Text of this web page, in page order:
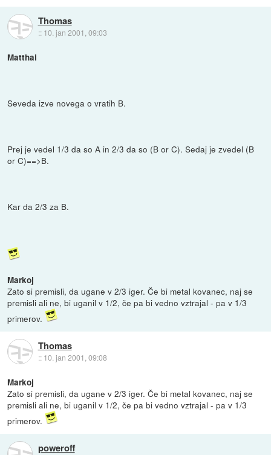
Thomas
:: 10. jan 2001, 09:03
Matthai
Seveda izve novega o vratih B.
Prej je vedel 1/3 da so A in 2/3 da so (B or C). Sedaj je zvedel (B
or C)==>B.
Kar da 2/3 za B.
Markoj
Zato si premisli, da ugane v 2/3 iger. Če bi metal kovanec, naj se
premisli ali ne, bi uganil v 1/2, če pa bi vedno vztrajal - pa v 1/3
primerov.
Thomas
:: 10. jan 2001, 09:08
Markoj
Zato si premisli, da ugane v 2/3 iger. Če bi metal kovanec, naj se
premisli ali ne, bi uganil v 1/2, če pa bi vedno vztrajal - pa v 1/3
primerov.
poweroff